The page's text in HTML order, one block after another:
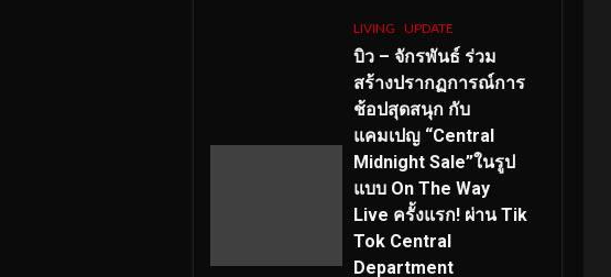
LIVING UPDATE
บิว – จักรพันธ์ ร่วม
สร้างปรากฏการณ์การ
ช้อปสุดสนุก กับ
แคมเปญ “Central
Midnight Sale”ในรูป
แบบ On The Way
Live ครั้งแรก! ผ่าน Tik
Tok Central
Department